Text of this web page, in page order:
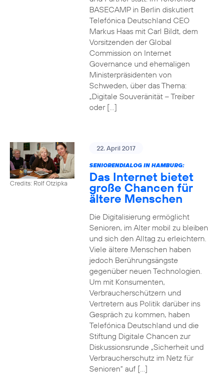
BASECAMP in Berlin diskutiert
Telefónica Deutschland CEO
Markus Haas mit Carl Bildt, dem
Vorsitzenden der Global
Commission on Internet
Governance und ehemaligen
Ministerpräsidenten von
Schweden, über das Thema:
„Digitale Souveränität – Treiber
oder […]
Credits: Rolf Otzipka
22. April 2017
SENIORENDIALOG IN HAMBURG:
Das Internet bietet
große Chancen für
ältere Menschen
Die Digitalisierung ermöglicht
Senioren, im Alter mobil zu bleiben
und sich den Alltag zu erleichtern.
Viele ältere Menschen haben
jedoch Berührungsängste
gegenüber neuen Technologien.
Um mit Konsumenten,
Verbraucherschützern und
Vertretern aus Politik darüber ins
Gespräch zu kommen, haben
Telefónica Deutschland und die
Stiftung Digitale Chancen zur
Diskussionsrunde „Sicherheit und
Verbraucherschutz im Netz für
Senioren“ auf […]